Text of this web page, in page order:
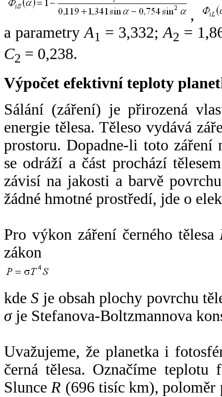
,
a parametryA1 = 3,332;A2 =
C2 = 0,238.
Výpočet efektivní teploty
Sálání (záření) je přirozená
energie tělesa. Těleso vydává
prostoru. Dopadne-li toto záření
se odráží a část prochází
závisí na jakosti a barvě
žádné hmotné prostředí, jde o
Pro výkon záření černého tělesa
zákon
kdeS je obsah plochy povrchu
σje Stefanova-Boltzmannova
Uvažujeme, že planetka i
černá tělesa. Označíme
SlunceR (696 tisíc km),